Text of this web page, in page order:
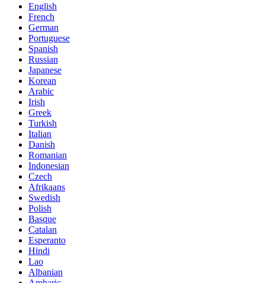
English
French
German
Portuguese
Spanish
Russian
Japanese
Korean
Arabic
Irish
Greek
Turkish
Italian
Danish
Romanian
Indonesian
Czech
Afrikaans
Swedish
Polish
Basque
Catalan
Esperanto
Hindi
Lao
Albanian